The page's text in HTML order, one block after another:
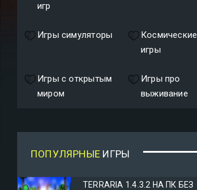
игр
Игры симуляторы
Космические
игры
Игры с открытым
миром
Игры про
выживание
ПОПУЛЯРНЫЕ ИГРЫ
TERRARIA 1.4.3.2 НА ПК БЕЗ